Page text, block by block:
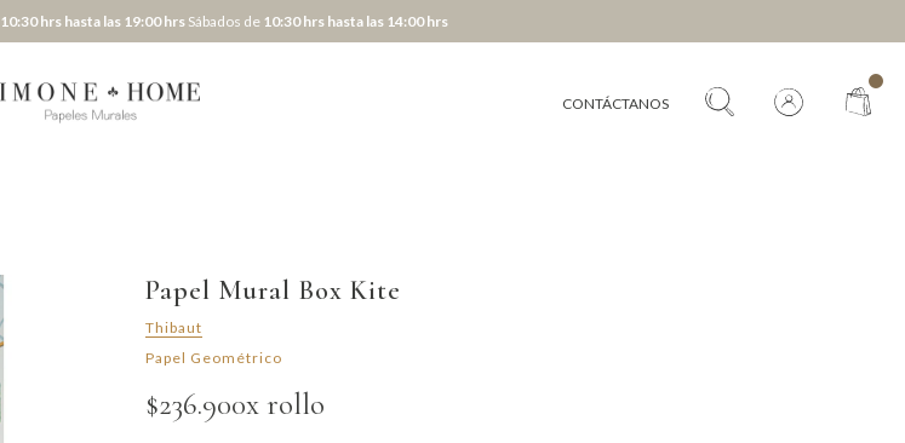
10:30 hrs hasta las 19:00 hrs Sábados de 10:30 hrs hasta las 14:00 hrs
CONTÁCTANOS
Papel Mural Box Kite
Thibaut
Papel Geométrico
$236.900x rollo